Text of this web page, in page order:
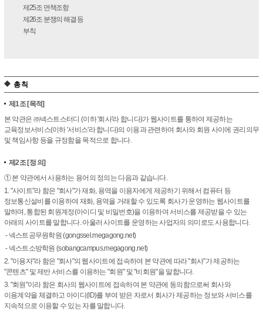
제25조면책조항
제26조분쟁의 해결 등
부칙
총 칙
제1조[목적]
본 약관은 ㈜넥스트스터디 (이하 '회사'라 합니다)가 웹사이트를 통하여 제공하는
교육정보서비스(이하 '서비스'라 합니다)의 이용과 관련하여 회사와 회원 사이에 권리의무
및 책임사항 등을 규정함을 목적으로 합니다.
제2조[정 의]
① 본 약관에서 사용하는 용어의 정의는 다음과 같습니다.
1. "사이트"라 함은 "회사"가 재화, 용역을 이용자에게 제공하기 위해서 컴퓨터 등
정보통신설비를 이용하여 재화, 용역을 거래할 수 있도록 회사가 운영하는 웹사이트를
말하며, 통합된 회원계정(아이디 및 비밀번호)을 이용하여 서비스를 제공받을 수 있는
아래의 사이트를 말합니다. 아울러 사이트를 운영하는 사업자의 의미로도 사용합니다.
- 넥스트공무원학원 (gongssel.megagong.net)
- 넥스트소방학원 (sobangcampus.megagong.net)
2. "이용자"라 함은 "회사"의 웹사이트에 접속하여 본 약관에 따라 "회사"가 제공하는
"콘텐츠" 및 제반 서비스를 이용하는 "회원" 및 "비회원"을 말합니다.
3. "회원"이라 함은 회사의 웹사이트에 접속하여 본 약관에 동의함으로써 회사와
이용계약을 체결하고 아이디(ID)를 부여 받은 자로서 회사가 제공하는 정보와 서비스를
지속적으로 이용할 수 있는 자를 말합니다.